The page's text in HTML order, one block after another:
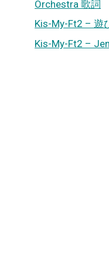
Orchestra 歌詞
Kis-My-Ft2 – 遊
Kis-My-Ft2 –